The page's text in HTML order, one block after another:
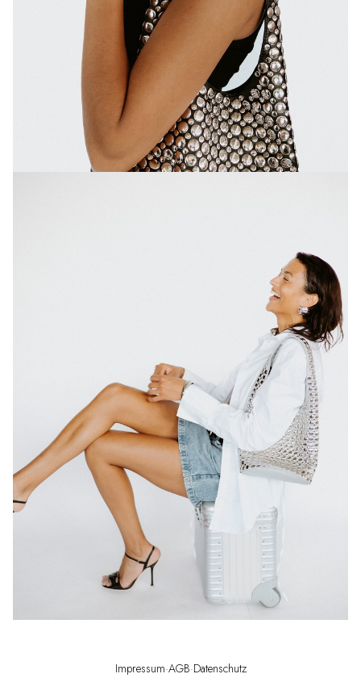
Impressum·AGB·Datenschutz